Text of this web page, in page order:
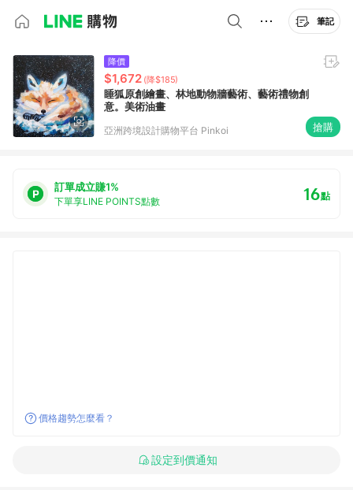
筆記
降價
$1,672 (降$185)
睡狐原創繪畫、林地動物牆藝術、藝術禮物創
意。美術油畫
亞洲跨境設計購物平台 Pinkoi 搶購
訂單成立賺1%
下單享LINE POINTS點數 16點
價格趨勢怎麼看？
設定到價通知